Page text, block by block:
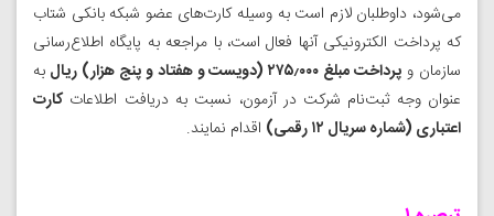
می‌شود، داوطلبان لازم است به وسیله کارت‌های عضو شبکه بانکی شتاب
که پرداخت الکترونیکی آنها فعال است، با مراجعه به پایگاه اطلاع‌رسانی
سازمان و پرداخت مبلغ ۲۷۵٫۰۰۰ (دویست و هفتاد و پنج هزار) ریال
به
عنوان وجه ثبت‌نام شرکت در آزمون، نسبت به دریافت اطلاعاتکارت
اعتباری (شماره سریال ۱۲ رقمی)
اقدام نمایند.